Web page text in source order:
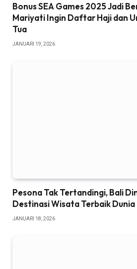
Bonus SEA Games 2025 Jadi
Mariyati Ingin Daftar Haji dan
Tua
JANUARI 19, 2026
Pesona Tak Tertandingi, Bali
Destinasi Wisata Terbaik
JANUARI 18, 2026